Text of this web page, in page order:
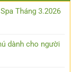
Tháng 3.2026
dành cho người